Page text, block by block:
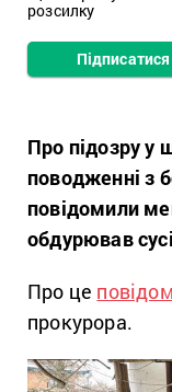
розсилку
Підписатися
Про підозру у
поводженні з
повідомили
обдурював
Про це
прокурора.